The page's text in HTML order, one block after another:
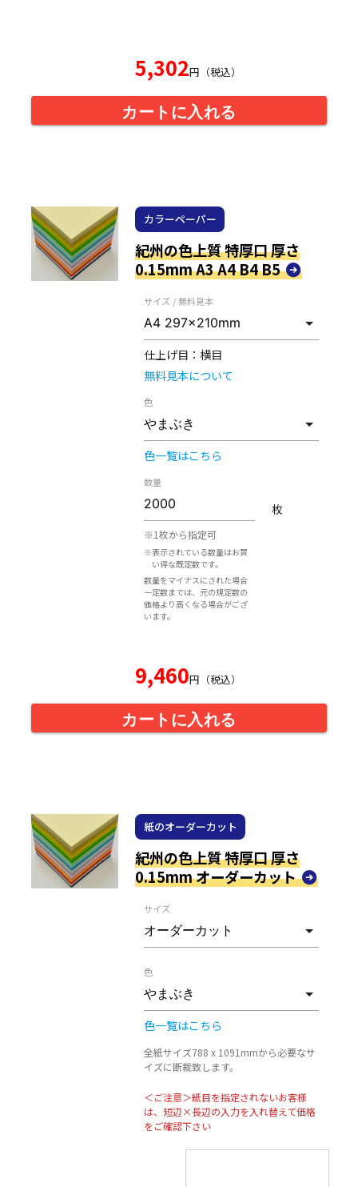
5,302円（税込）
カートに入れる
カラーペーパー
紀州の色上質 特厚口 厚さ
0.15mm A3 A4 B4 B5
サイズ / 無料見本
仕上げ目： 横目
無料見本について
色
色一覧はこちら
数量
※1枚から指定可
※表示されている数量はお買
い得な既定数です。
数量をマイナスにされた場合
一定数までは、元の規定数の
価格より高くなる場合がござ
います。
枚
9,460円（税込）
カートに入れる
紙のオーダーカット
紀州の色上質 特厚口 厚さ
0.15mm オーダーカット
サイズ
色
色一覧はこちら
全紙サイズ788 x 1091mmから必要なサ
イズに断裁致します。
＜ご注意＞紙目を指定されないお客様
は、短辺×長辺の入力を入れ替えて価格
をご確認下さい